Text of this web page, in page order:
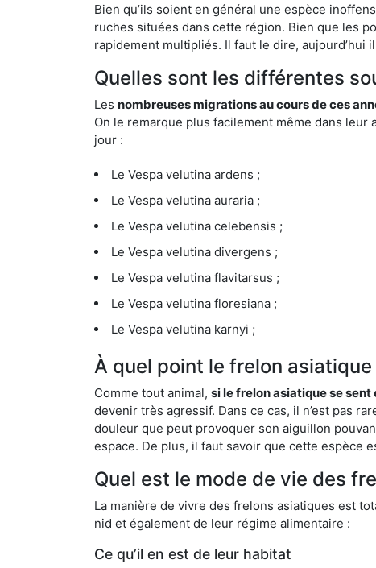
Bien qu’ils soient en général une espèce
ruches situées dans cette région. Bien que les
rapidement multipliés. Il faut le dire, aujourd’hui
Quelles sont les différentes
Les nombreuses migrations au cours de ces
On le remarque plus facilement même dans
jour :
Le Vespa velutina ardens ;
Le Vespa velutina auraria ;
Le Vespa velutina celebensis ;
Le Vespa velutina divergens ;
Le Vespa velutina flavitarsus ;
Le Vespa velutina floresiana ;
Le Vespa velutina karnyi ;
À quel point le frelon
Comme tout animal, si le frelon asiatique se
devenir très agressif. Dans ce cas, il n’est pas
douleur que peut provoquer son aiguillon
espace. De plus, il faut savoir que cette espèce
Quel est le mode de vie des
La manière de vivre des frelons asiatiques est
nid et également de leur régime alimentaire :
Ce qu’il en est de leur habitat